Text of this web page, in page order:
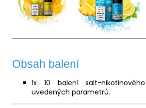
Obsah balení
1x 10 balení salt-
uvedených parametrů.